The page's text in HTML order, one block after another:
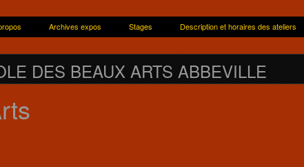
Archives expos Stages Description et horaires des ateliers
DES BEAUX ARTS ABBEVILLE